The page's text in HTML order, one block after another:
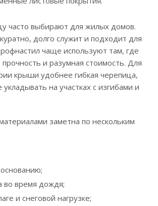
часто выбирают для жилых домов.
долго служит и подходит для
чаще используют там, где
и разумная стоимость. Для
крыши удобнее гибкая черепица,
на участках с изгибами и
заметна по нескольким
во время дождя;
и снеговой нагрузке;